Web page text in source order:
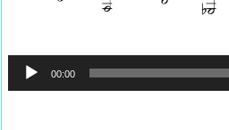
声
00:00